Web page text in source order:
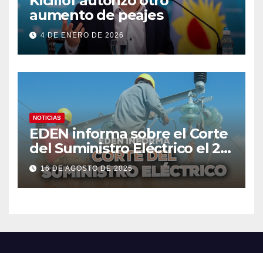
aumento de peajes
4 DE ENERO DE 2026
NOTICIAS
EDEN informa sobre el Corte
del Suministro Eléctrico el 20
de agosto
16 DE AGOSTO DE 2025